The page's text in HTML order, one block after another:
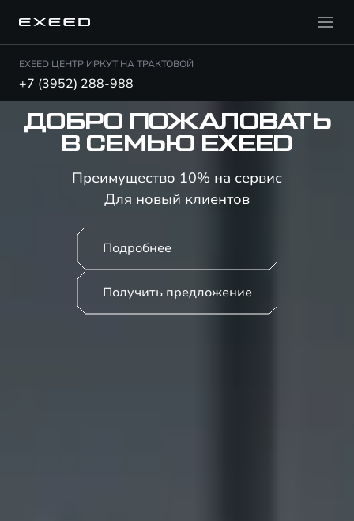
EXEED ЦЕНТР ИРКУТ НА ТРАКТОВОЙ
+7 (3952) 288-988
ДОБРО ПОЖАЛОВАТЬ
В СЕМЬЮ EXEED
Преимущество 10% на сервис
Для новый клиентов
Подробнее
Получить предложение